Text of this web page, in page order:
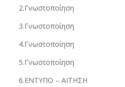
2.Γνωστοποίηση
3.Γνωστοποίηση
4.Γνωστοποίηση
5.Γνωστοποίηση
6.ΕΝΤΥΠΟ – ΑΙΤΗΣΗ